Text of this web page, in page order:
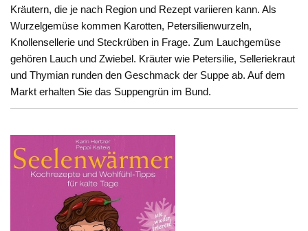
Kräutern, die je nach Region und Rezept variieren kann. Als
Wurzelgemüse kommen Karotten, Petersilienwurzeln,
Knollensellerie und Steckrüben in Frage. Zum Lauchgemüse
gehören Lauch und Zwiebel. Kräuter wie Petersilie, Selleriekraut
und Thymian runden den Geschmack der Suppe ab. Auf dem
Markt erhalten Sie das Suppengrün im Bund.